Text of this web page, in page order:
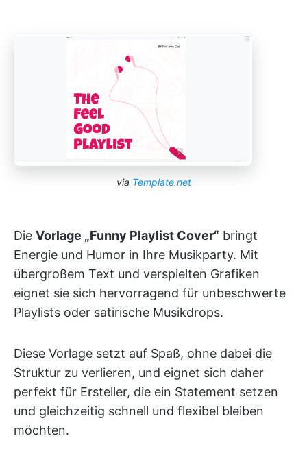
via Template.net
Die Vorlage „Funny Playlist Cover“ bringt
Energie und Humor in Ihre Musikparty. Mit
übergroßem Text und verspielten Grafiken
eignet sie sich hervorragend für unbeschwerte
Playlists oder satirische Musikdrops.
Diese Vorlage setzt auf Spaß, ohne dabei die
Struktur zu verlieren, und eignet sich daher
perfekt für Ersteller, die ein Statement setzen
und gleichzeitig schnell und flexibel bleiben
möchten.